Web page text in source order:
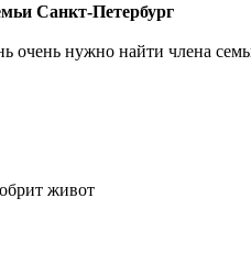
Санкт-Петербург
очень нужно найти члена
живот